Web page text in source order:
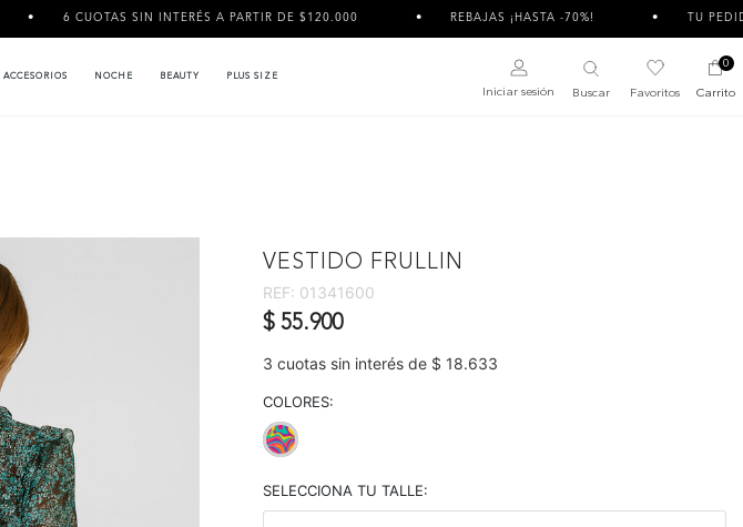
6 CUOTAS SIN INTERÉS A PARTIR DE $120.000 REBAJAS ¡HASTA -70%! TU PEDIDO
ACCESORIOS NOCHE BEAUTY PLUS SIZE
Iniciar sesión Buscar Favoritos
0
Carrito
VESTIDO FRULLIN
REF: 01341600
$ 55.900
3 cuotas sin interés de $ 18.633
COLORES:
SELECCIONA TU TALLE: